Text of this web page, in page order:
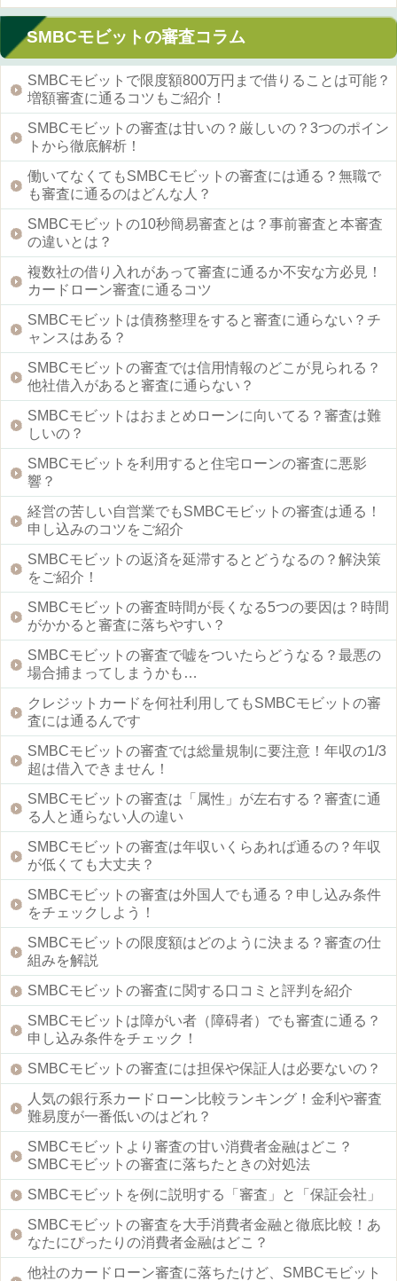
SMBCモビットの審査コラム
SMBCモビットで限度額800万円まで借りることは可能？
増額審査に通るコツもご紹介！
SMBCモビットの審査は甘いの？厳しいの？3つのポイン
トから徹底解析！
働いてなくてもSMBCモビットの審査には通る？無職で
も審査に通るのはどんな人？
SMBCモビットの10秒簡易審査とは？事前審査と本審査
の違いとは？
複数社の借り入れがあって審査に通るか不安な方必見！
カードローン審査に通るコツ
SMBCモビットは債務整理をすると審査に通らない？チ
ャンスはある？
SMBCモビットの審査では信用情報のどこが見られる？
他社借入があると審査に通らない？
SMBCモビットはおまとめローンに向いてる？審査は難
しいの？
SMBCモビットを利用すると住宅ローンの審査に悪影
響？
経営の苦しい自営業でもSMBCモビットの審査は通る！
申し込みのコツをご紹介
SMBCモビットの返済を延滞するとどうなるの？解決策
をご紹介！
SMBCモビットの審査時間が長くなる5つの要因は？時間
がかかると審査に落ちやすい？
SMBCモビットの審査で嘘をついたらどうなる？最悪の
場合捕まってしまうかも…
クレジットカードを何社利用してもSMBCモビットの審
査には通るんです
SMBCモビットの審査では総量規制に要注意！年収の1/3
超は借入できません！
SMBCモビットの審査は「属性」が左右する？審査に通
る人と通らない人の違い
SMBCモビットの審査は年収いくらあれば通るの？年収
が低くても大丈夫？
SMBCモビットの審査は外国人でも通る？申し込み条件
をチェックしよう！
SMBCモビットの限度額はどのように決まる？審査の仕
組みを解説
SMBCモビットの審査に関する口コミと評判を紹介
SMBCモビットは障がい者（障碍者）でも審査に通る？
申し込み条件をチェック！
SMBCモビットの審査には担保や保証人は必要ないの？
人気の銀行系カードローン比較ランキング！金利や審査
難易度が一番低いのはどれ？
SMBCモビットより審査の甘い消費者金融はどこ？
SMBCモビットの審査に落ちたときの対処法
SMBCモビットを例に説明する「審査」と「保証会社」
SMBCモビットの審査を大手消費者金融と徹底比較！あ
なたにぴったりの消費者金融はどこ？
他社のカードローン審査に落ちたけど、SMBCモビット